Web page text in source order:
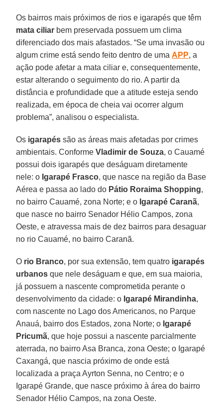
Os bairros mais próximos de rios e igarapés que têm
mata ciliar bem preservada possuem um clima
diferenciado dos mais afastados. “Se uma invasão ou
algum crime está sendo feito dentro de umaAPP, a
ação pode afetar a mata ciliar e, consequentemente,
estar alterando o seguimento do rio. A partir da
distância e profundidade que a atitude esteja sendo
realizada, em época de cheia vai ocorrer algum
problema”, analisou o especialista.
Os igarapés são as áreas mais afetadas por crimes
ambientais. ConformeVladimir de Souza, o Cauamé
possui dois igarapés que deságuam diretamente
nele: o Igarapé Frasco, que nasce na região da Base
Aérea e passa ao lado do Pátio Roraima Shopping,
no bairro Cauamé, zona Norte; e o Igarapé Caranã,
que nasce no bairro Senador Hélio Campos, zona
Oeste, e atravessa mais de dez bairros para desaguar
no rio Cauamé, no bairro Caranã.
O rio Branco, por sua extensão, tem quatro igarapés
urbanos que nele deságuam e que, em sua maioria,
já possuem a nascente comprometida perante o
desenvolvimento da cidade: o Igarapé Mirandinha,
com nascente no Lago dos Americanos, no Parque
Anauá, bairro dos Estados, zona Norte; o Igarapé
Pricumã, que hoje possui a nascente parcialmente
aterrada, no bairro Asa Branca, zona Oeste; o Igarapé
Caxangá, que nascia próximo de onde está
localizada a praça Ayrton Senna, no Centro; e o
Igarapé Grande, que nasce próximo à área do bairro
Senador Hélio Campos, na zona Oeste.